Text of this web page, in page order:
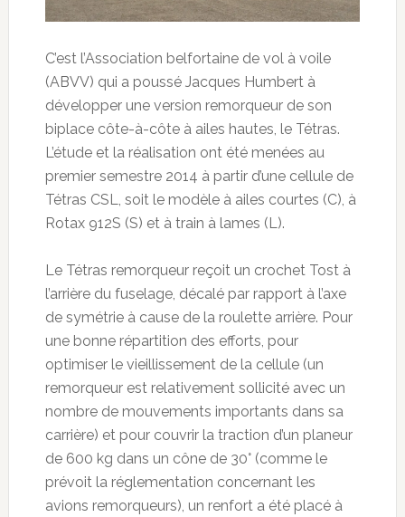
C’est l’Association belfortaine de vol à voile
(ABVV) qui a poussé Jacques Humbert à
développer une version remorqueur de son
biplace côte-à-côte à ailes hautes, le Tétras.
L’étude et la réalisation ont été menées au
premier semestre 2014 à partir d’une cellule de
Tétras CSL, soit le modèle àailes courtes (C), à
Rotax 912S (S) et à train à lames (L).
Le Tétras remorqueur reçoit un crochet Tost à
l’arrière du fuselage, décalé par rapport à l’axe
de symétrie à cause de la roulette arrière. Pour
une bonne répartition des efforts, pour
optimiser le vieillissement de la cellule (un
remorqueur est relativement sollicité avec un
nombre de mouvements importants dans sa
carrière) et pour couvrir la traction d’un planeur
de 600 kg dans un cône de 30° (comme le
prévoit la réglementation concernant les
avions remorqueurs), un renfort a été placé à